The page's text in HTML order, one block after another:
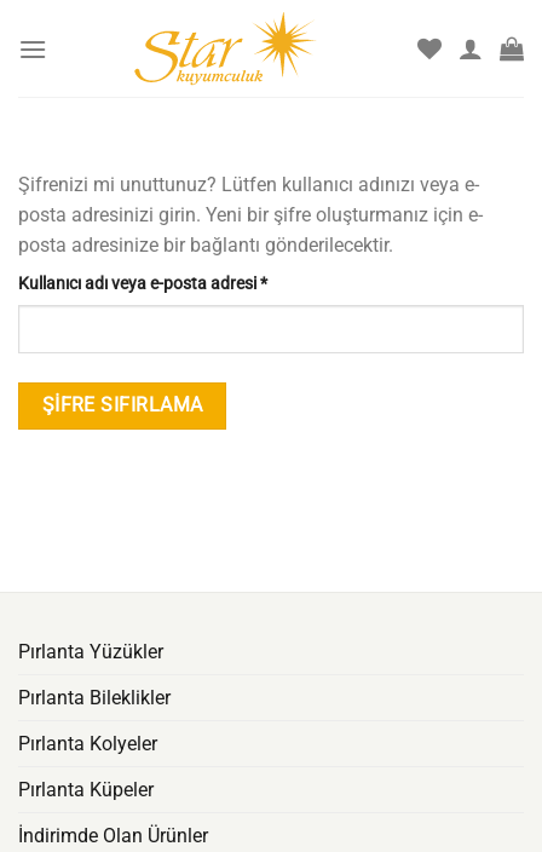
atla
Şifrenizi mi unuttunuz? Lütfen kullanıcı adınızı veya e-
posta adresinizi girin. Yeni bir şifre oluşturmanız için e-
posta adresinize bir bağlantı gönderilecektir.
Kullanıcı adı veya e-posta adresi*Gerekli
ŞIFRE SIFIRLAMA
Pırlanta Yüzükler
Pırlanta Bileklikler
Pırlanta Kolyeler
Pırlanta Küpeler
İndirimde Olan Ürünler